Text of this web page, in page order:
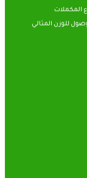
المكملات
للوزن المثالي